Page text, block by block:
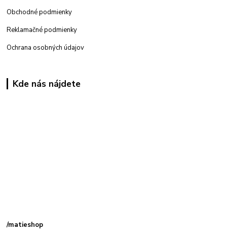
Obchodné podmienky
Reklamačné podmienky
Ochrana osobných údajov
Kde nás nájdete
/matieshop